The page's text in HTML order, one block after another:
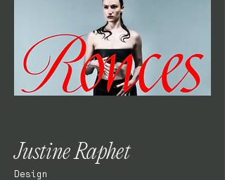
Justine Raphet
Design